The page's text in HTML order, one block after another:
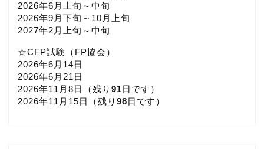
2026年6月上旬～中旬
2026年9月下旬～10月上旬
2027年2月上旬～中旬
☆CFP試験（FP協会）
2026年6月14日
2026年6月21日
2026年11月8日（残り 91日です）
2026年11月15日（残り 98日です）